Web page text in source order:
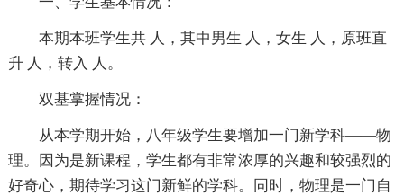
本期本班学生共 人，其中男生 人，女生 人，原班直
升 人，转入 人。
双基掌握情况：
从本学期开始，八年级学生要增加一门新学科——物
理。因为是新课程，学生都有非常浓厚的兴趣和较强烈的
好奇心，期待学习这门新鲜的学科。同时，物理是一门自